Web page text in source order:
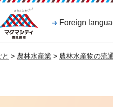
マグマシティ
鹿児島市
Foreign
> 農林水産業 > 農林水産物の流